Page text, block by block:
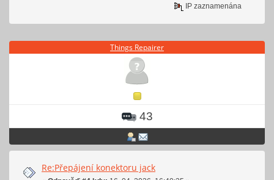
IP zaznamenána
Things Repairer
43
Re:Přepájení konektoru jack